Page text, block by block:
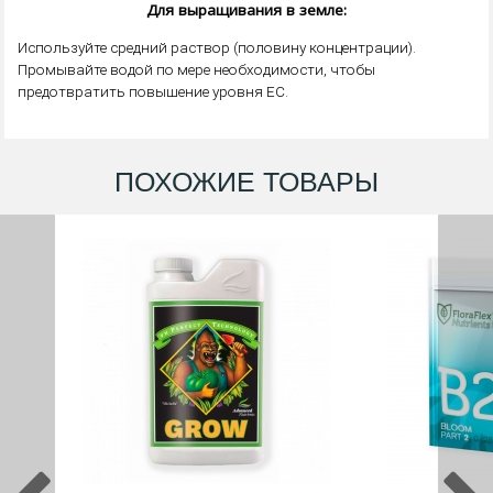
Для выращивания в земле:
Используйте средний раствор (половину концентрации).
Промывайте водой по мере необходимости, чтобы
предотвратить повышение уровня EC.
ПОХОЖИЕ ТОВАРЫ